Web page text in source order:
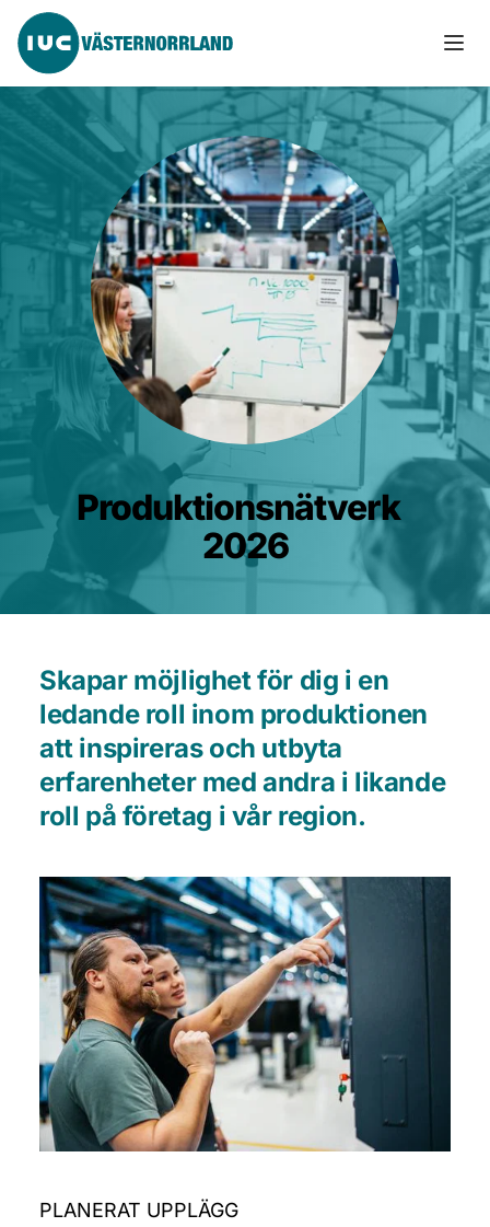
Produktionsnätverk
2026
Skapar möjlighet för dig i en
ledande roll inom produktionen
att inspireras och utbyta
erfarenheter med andra i likande
roll på företag i vår region.
PLANERAT UPPLÄGG